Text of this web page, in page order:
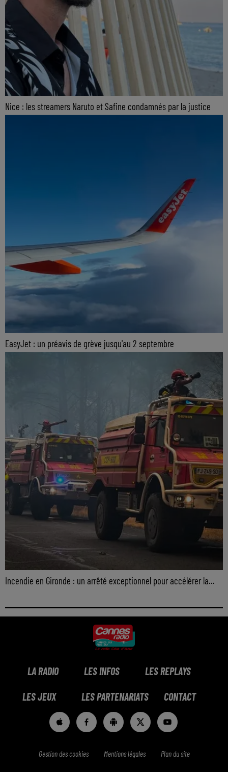
Nice : les streamers Naruto et Safine condamnés par la justice
EasyJet : un préavis de grève jusqu'au 2 septembre
Incendie en Gironde : un arrêté exceptionnel pour accélérer la...
LA RADIO LES INFOS LES REPLAYS
LES JEUX LES PARTENARIATS CONTACT
Gestion des cookies Mentions légales Plan du site